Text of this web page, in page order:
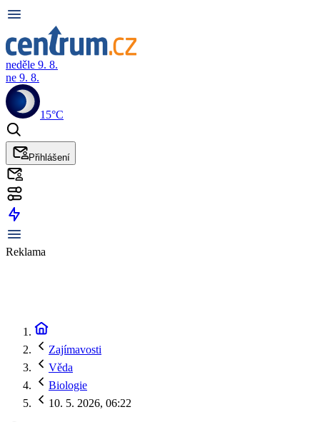
neděle 9. 8.
ne 9. 8.
15°C
Přihlášení
Reklama
Zajímavosti
Věda
Biologie
10. 5. 2026, 06:22